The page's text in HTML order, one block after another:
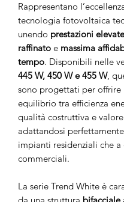
Rappresentano
tecnologia fotovoltaica
unendo prestazioni elevate
raffinato e massima
tempo. Disponibili nelle
445 W, 450 W e 455 W,
sono progettati per
equilibrio tra efficienza
qualità costruttiva e
adattandosi
impianti residenziali che a
commerciali.
La serie Trend White è